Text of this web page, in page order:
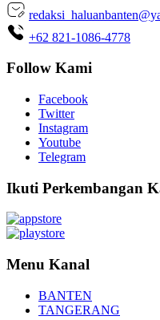
+62 821-1086-4778
Follow Kami
Facebook
Twitter
Instagram
Youtube
Telegram
Ikuti Perkembangan
Menu Kanal
BANTEN
TANGERANG